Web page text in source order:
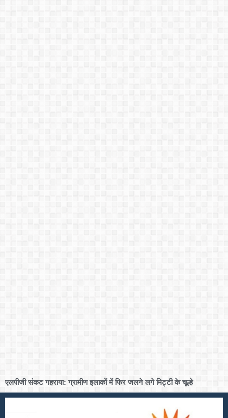
एलपीजी संकट गहराया: ग्रामीण इलाकों में फिर जलने लगे मिट्टी के चूल्हे